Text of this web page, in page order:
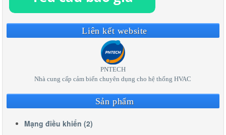
Liên kết website
PNTECH
Nhà cung cấp cảm biến chuyên dụng cho hệ thống HVAC
Sản phẩm
Mạng điều khiển (2)